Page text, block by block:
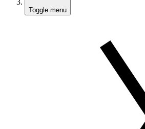
Toggle menu